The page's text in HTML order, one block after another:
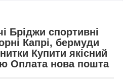
Бріджи спортивні
Капрі, бермуди
Купити якісний
Оплата нова пошта